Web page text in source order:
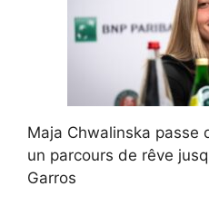
Maja Chwalinska passe
un parcours de rêve
Garros